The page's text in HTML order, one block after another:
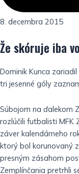
8. decembra 2015
Že skóruje iba
Dominik Kunca
tri jesenné góly
Súbojom na ďalekom
rozlúčili futbalisti MFK
záver kalendárneho
ktorý bol korunovaný
presným zásahom
Zemplínčania pretrhli